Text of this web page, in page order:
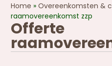
Offerte
Home »Overeenkomsten &
raamovereenkomst zzp